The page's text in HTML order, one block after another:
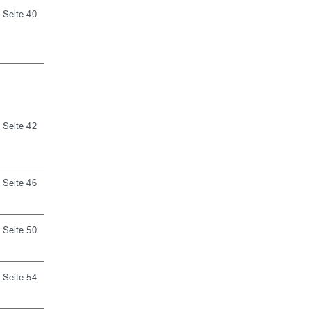
Seite 40
Seite 42
Seite 46
Seite 50
Seite 54